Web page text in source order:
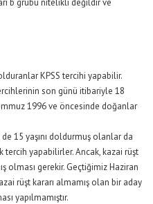
b grubu nitelikli değildir ve
KPSS tercihi yapabilir.
son günü itibariyle 18
1996 ve öncesinde doğanlar
15 yaşını doldurmuş olanlar da
tercih yapabilirler. Ancak, kazai rüşt
olması gerekir. Geçtiğimiz Haziran
rüşt kararı almamış olan bir aday
yapılmamıştır.